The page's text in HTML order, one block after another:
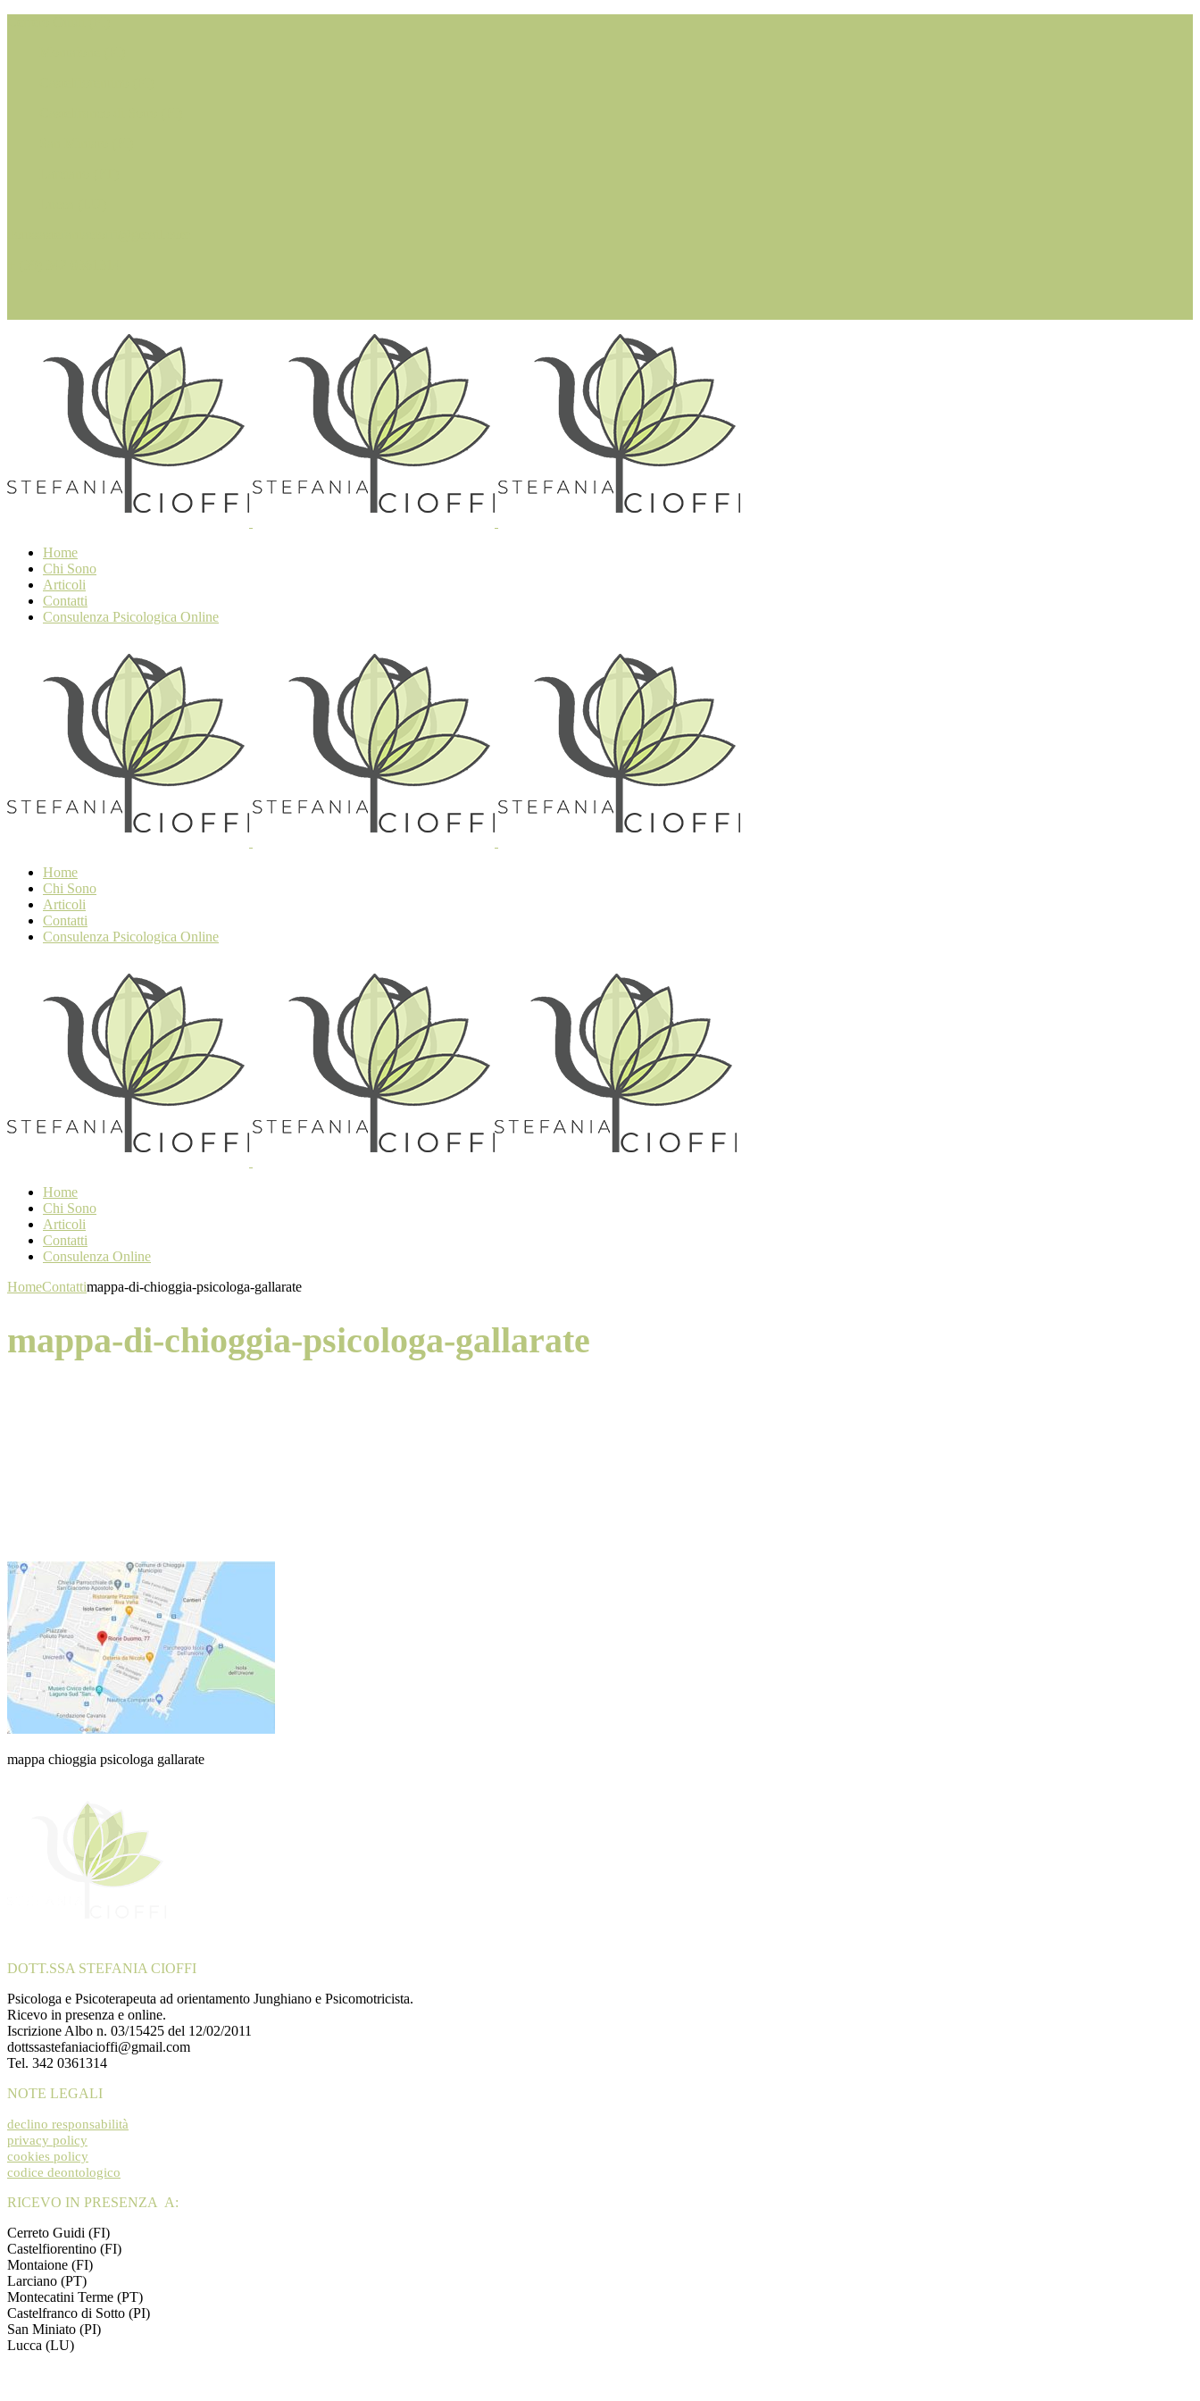
Home
Chi Sono
Articoli
Contatti
Consulenza Psicologica Online
Home
Chi Sono
Articoli
Contatti
Consulenza Psicologica Online
Home
Chi Sono
Articoli
Contatti
Consulenza Online
HomeContattimappa-di-chioggia-psicologa-gallarate
mappa-di-chioggia-psicologa-gallarate
mappa chioggia psicologa gallarate
DOTT.SSA STEFANIA CIOFFI
Psicologa e Psicoterapeuta ad orientamento Junghiano e Psicomotricista.
Ricevo in presenza e online.
Iscrizione Albo n. 03/15425 del 12/02/2011
dottssastefaniacioffi@gmail.com
Tel. 342 0361314
NOTE LEGALI
declino responsabilità
privacy policy
cookies policy
codice deontologico
RICEVO IN PRESENZA A:
Cerreto Guidi (FI)
Castelfiorentino (FI)
Montaione (FI)
Larciano (PT)
Montecatini Terme (PT)
Castelfranco di Sotto (PI)
San Miniato (PI)
Lucca (LU)